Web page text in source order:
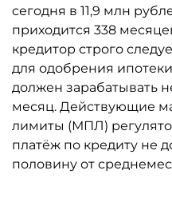
сегодня в 11,9 млн
приходится 338
кредитор строго
для одобрения
должен зарабатывать
месяц. Действующие
лимиты (МПЛ)
платёж по кредиту не
половину от